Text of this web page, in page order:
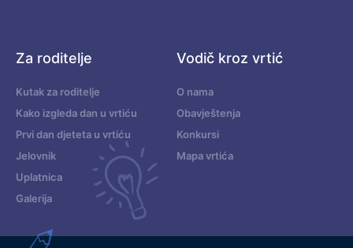
Za roditelje
Kutak za roditelje
Kako izgleda dan u vrtiću
Prvi dan djeteta u vrtiću
Jelovnik
Uplatnica
Galerija
Vodič kroz vrtić
O nama
Obavještenja
Konkursi
Mapa vrtića